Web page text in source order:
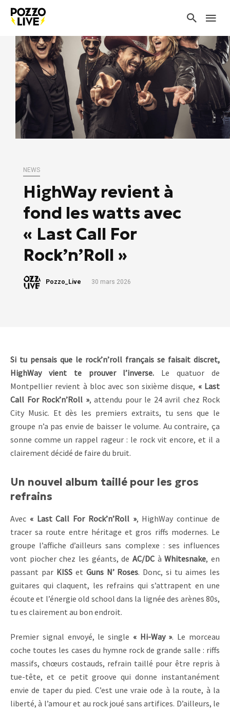
NEWS
HighWay revient à
fond les watts avec
« Last Call For
Rock’n’Roll »
Pozzo_Live 30 mars 2026
Si tu pensais que le rock’n’roll français se faisait discret,
HighWay vient te prouver l’inverse. Le quatuor de
Montpellier revient à bloc avec son sixième disque, « Last
Call For Rock’n’Roll », attendu pour le 24 avril chez Rock
City Music. Et dès les premiers extraits, tu sens que le
groupe n’a pas envie de baisser le volume. Au contraire, ça
sonne comme un rappel rageur : le rock vit encore, et il a
clairement décidé de faire du bruit.
Un nouvel album taillé pour les gros
refrains
Avec « Last Call For Rock’n’Roll », HighWay continue de
tracer sa route entre héritage et gros riffs modernes. Le
groupe l’affiche d’ailleurs sans complexe : ses influences
vont piocher chez les géants, de AC/DC àWhitesnake, en
passant par KISSet Guns N’ Roses. Donc, si tu aimes les
guitares qui claquent, les refrains qui s’attrapent en une
écoute et l’énergie old school dans la lignée des arènes 80s,
tu es clairement au bon endroit.
Premier signal envoyé, le single « Hi-Way ». Le morceau
coche toutes les cases du hymne rock de grande salle : riffs
massifs, chœurs costauds, refrain taillé pour être repris à
tue-tête, et ce petit groove qui donne instantanément
envie de taper du pied. C’est une vraie ode à la route, à la
liberté, à l’amour et au rock joué sans artifices. D’ailleurs, le